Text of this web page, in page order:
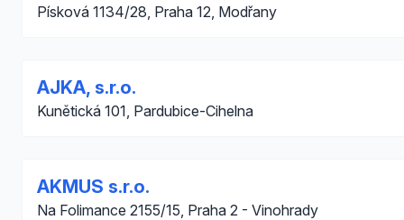
Písková 1134/28, Praha 12, Modřany
AJKA, s.r.o.
Kunětická 101, Pardubice-Cihelna
AKMUS s.r.o.
Na Folimance 2155/15, Praha 2 - Vinohrady